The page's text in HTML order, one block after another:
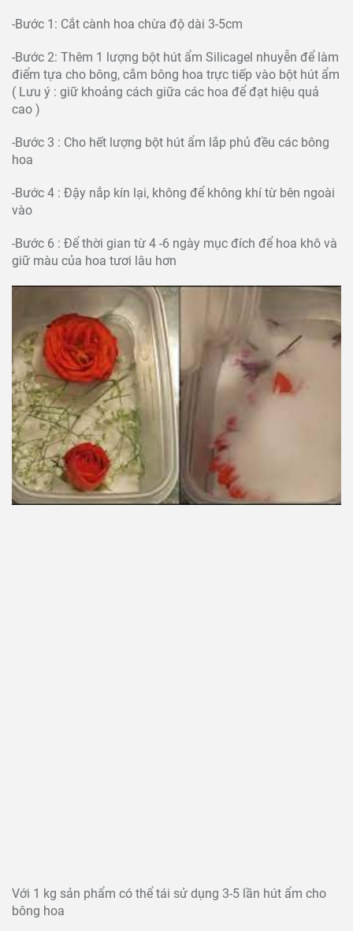
-Bước 1: Cắt cành hoa chừa độ dài 3-5cm
-Bước 2: Thêm 1 lượng bột hút ẩm Silicagel nhuyễn để làm
điểm tựa cho bông, cắm bông hoa trực tiếp vào bột hút ẩm
( Lưu ý : giữ khoảng cách giữa các hoa để đạt hiệu quả
cao )
-Bước 3 : Cho hết lượng bột hút ẩm lắp phủ đều các bông
hoa
-Bước 4 : Đậy nắp kín lại, không để không khí từ bên ngoài
vào
-Bước 6 : Để thời gian từ 4 -6 ngày mục đích để hoa khô và
giữ màu của hoa tươi lâu hơn
Với 1 kg sản phẩm có thể tái sử dụng 3-5 lần hút ẩm cho
bông hoa